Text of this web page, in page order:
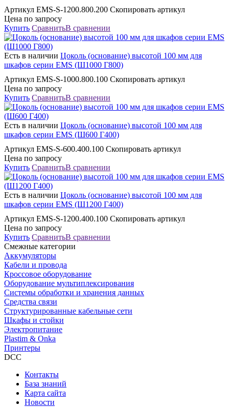
Артикул EMS-S-1200.800.200 Скопировать артикул
Цена по запросу
Купить СравнитьВ сравнении
Есть в наличии Цоколь (основание) высотой 100 мм для
шкафов серии EMS (Ш1000 Г800)
Артикул EMS-S-1000.800.100 Скопировать артикул
Цена по запросу
Купить СравнитьВ сравнении
Есть в наличии Цоколь (основание) высотой 100 мм для
шкафов серии EMS (Ш600 Г400)
Артикул EMS-S-600.400.100 Скопировать артикул
Цена по запросу
Купить СравнитьВ сравнении
Есть в наличии Цоколь (основание) высотой 100 мм для
шкафов серии EMS (Ш1200 Г400)
Артикул EMS-S-1200.400.100 Скопировать артикул
Цена по запросу
Купить СравнитьВ сравнении
Смежные категории
Аккумуляторы
Кабели и провода
Кроссовое оборудование
Оборудование мультиплексирования
Системы обработки и хранения данных
Средства связи
Структурированные кабельные сети
Шкафы и стойки
Электропитание
Plastim & Onka
Принтеры
DCC
Контакты
База знаний
Карта сайта
Новости